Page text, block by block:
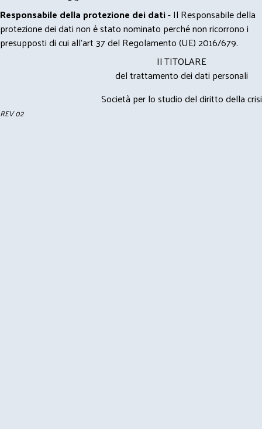
Responsabile della protezione dei dati- Il Responsabile della
protezione dei dati non è stato nominato perché non ricorrono i
presupposti di cui all’art 37 del Regolamento (UE) 2016/679.
Il TITOLARE
del trattamento dei dati personali
Società per lo studio del diritto della crisi
REV 02